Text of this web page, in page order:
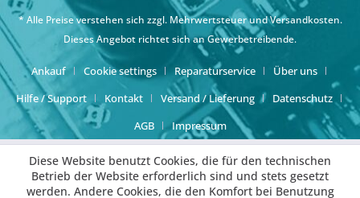
* Alle Preise verstehen sich zzgl. Mehrwertsteuer undVersandkosten.
Dieses Angebot richtet sich an Gewerbetreibende.
Ankauf Cookie settings Reparaturservice
Über uns
Hilfe / Support
Kontakt Versand / Lieferung
Datenschutz
AGB
Impressum
Diese Website benutzt Cookies, die für den technischen
Betrieb der Website erforderlich sind und stets gesetzt
werden. Andere Cookies, die den Komfort bei Benutzung